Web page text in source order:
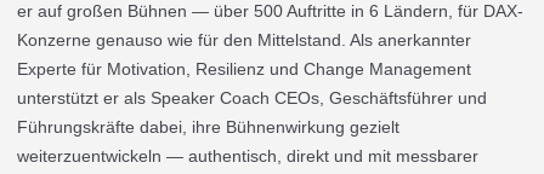
er auf großen Bühnen — über 500 Auftritte in 6 Ländern, für DAX-
Konzerne genauso wie für den Mittelstand. Als anerkannter
Experte für Motivation, Resilienz und Change Management
unterstützt er als Speaker Coach CEOs, Geschäftsführer und
Führungskräfte dabei, ihre Bühnenwirkung gezielt
weiterzuentwickeln — authentisch, direkt und mit messbarer